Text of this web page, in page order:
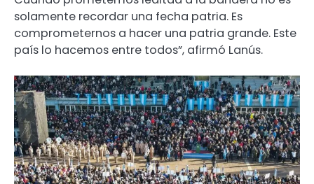
solamente recordar una fecha patria. Es
comprometernos a hacer una patria grande. Este
país lo hacemos entre todos”, afirmó Lanús.